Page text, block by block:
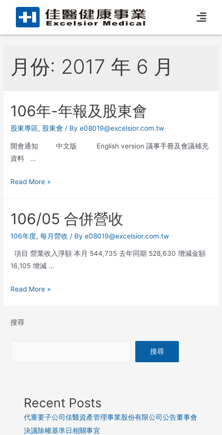
月份: 2017 年 6 月
106年-年報及股東會
股東專區, 股東會 / Bye08019@excelsior.com.tw
開會通知 中文版 English version 議事手冊及會議補充
資料 …
Read More »
106/05 合併營收
106年度,每月營收 / Bye08019@excelsior.com.tw
項目 營業收入淨額 本月 544,735 去年同期 528,630 增減金額
16,105 增減 …
Read More »
搜尋
搜尋
Recent Posts
代重要子公司佳醫資產管理事業股份有限公司公告董事會
決議除權基準日相關事宜